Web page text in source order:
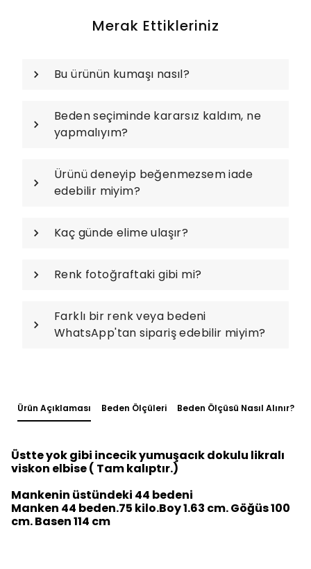
Merak Ettikleriniz
Bu ürünün kumaşı nasıl?
Beden seçiminde kararsız kaldım, ne
yapmalıyım?
Ürünü deneyip beğenmezsem iade
edebilir miyim?
Kaç günde elime ulaşır?
Renk fotoğraftaki gibi mi?
Farklı bir renk veya bedeni
WhatsApp'tan sipariş edebilir miyim?
Ürün Açıklaması Beden Ölçüleri Beden Ölçüsü Nasıl Alınır?
Üstte yok gibi incecik yumuşacık dokulu likralı
viskon elbise ( Tam kalıptır.)
Mankenin üstündeki 44 bedeni
Manken 44 beden.75 kilo.Boy 1.63 cm. Göğüs 100
cm. Basen 114 cm